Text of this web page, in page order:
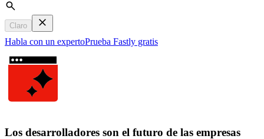
Search
Claro
Habla con un expertoPrueba Fastly gratis
Los desarrolladores son el futuro de las empresas